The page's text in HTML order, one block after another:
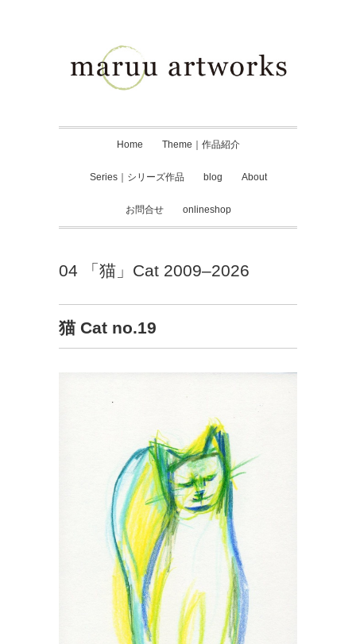
Home Theme｜作品紹介
Series｜シリーズ作品 blog About
お問合せ onlineshop
04 「猫」Cat 2009–2026
猫 Cat no.19